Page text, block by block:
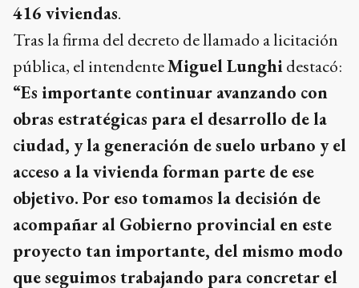
416 viviendas.
Tras la firma del decreto de llamado a licitación
pública, el intendenteMiguel Lunghidestacó:
“Es importante continuar avanzando con
obras estratégicas para el desarrollo de la
ciudad, y la generación de suelo urbano y el
acceso a la vivienda forman parte de ese
objetivo. Por eso tomamos la decisión de
acompañar al Gobierno provincial en este
proyecto tan importante, del mismo modo
que seguimos trabajando para concretar el